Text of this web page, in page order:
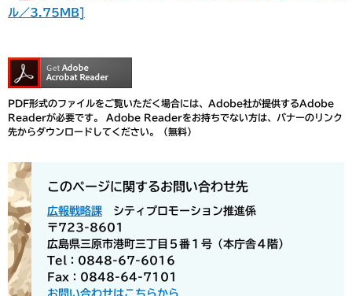
ル／3.75MB]
PDF形式のファイルをご覧いただく場合には、Adobe社が提供するAdobe
Readerが必要です。
Adobe Readerをお持ちでない方は、バナーのリンク
先からダウンロードしてください。（無料）
このページに関するお問い合わせ先
広報戦略課
シティプロモーション推進係
〒723-8601
広島県三原市港町三丁目５番１号（本庁舎４階）
Tel：0848-67-6016
Fax：0848-64-7101
お問い合わせはこちらから